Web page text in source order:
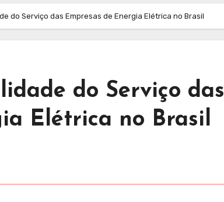
do Serviço das Empresas de Energia Elétrica no Brasil
do Serviço das
Elétrica no Brasil